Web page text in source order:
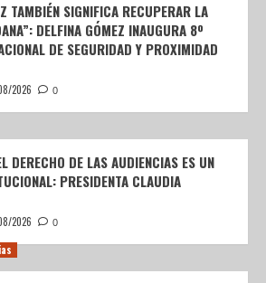
TAMBIÉN SIGNIFICA RECUPERAR LA
DELFINA GÓMEZ INAUGURA 8º
DE SEGURIDAD Y PROXIMIDAD
2026 0
DERECHO DE LAS AUDIENCIAS ES UN
PRESIDENTA CLAUDIA
2026 0